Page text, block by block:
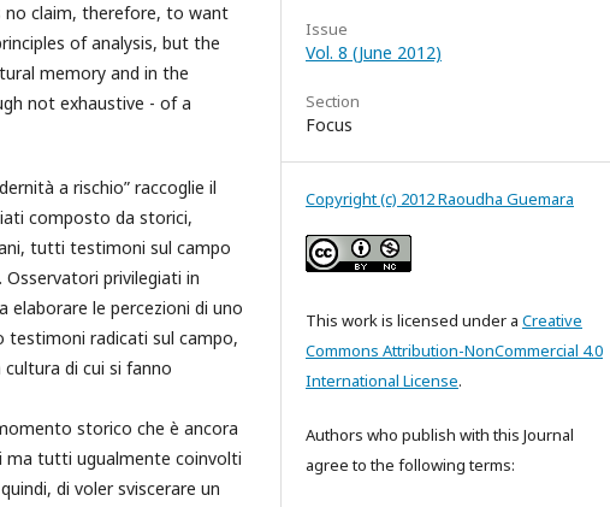
no claim, therefore, to want
of analysis, but the
memory and in the
not exhaustive - of a
a rischio” raccoglie il
composto da storici,
tutti testimoni sul campo
privilegiati in
le percezioni di uno
radicati sul campo,
di cui si fanno
storico che è ancora
ma tutti ugualmente coinvolti
di voler sviscerare un
Issue
Vol. 8 (June 2012)
Section
Focus
Copyright (c) 2012 Raoudha Guemara
This work is licensed under a Creative
Commons Attribution-NonCommercial 4.0
International License.
Authors who publish with this Journal
agree to the following terms: